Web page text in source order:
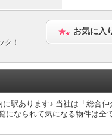
ク！
お気に入
駅あります♪ 当社は「総合
になられて気になる物件は全